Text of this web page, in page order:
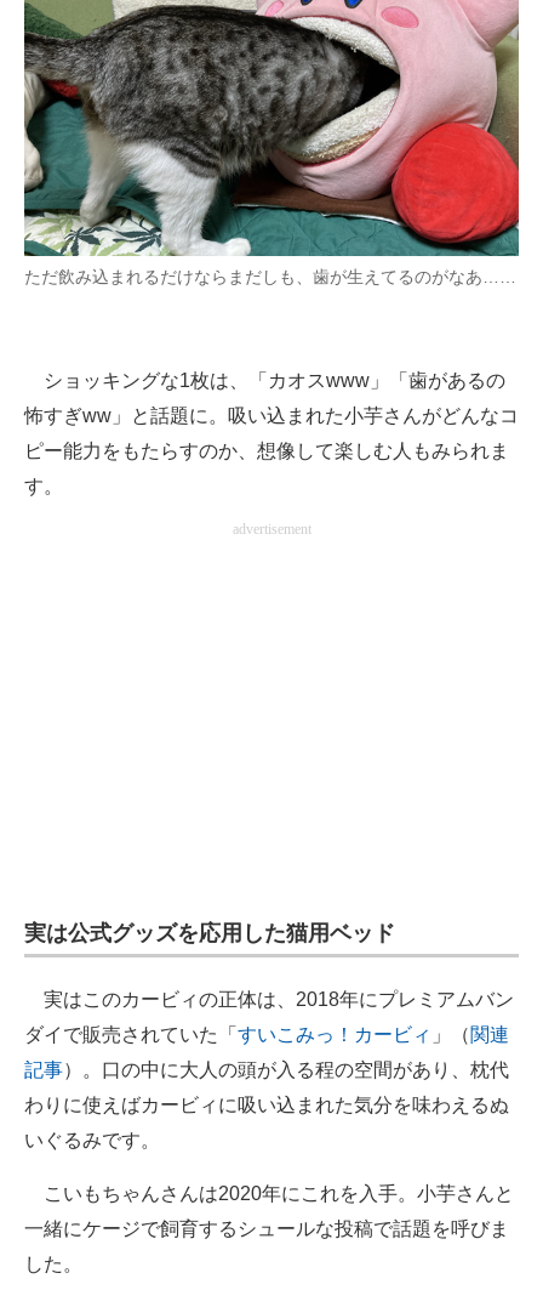
ちょっと気になるネットの話題
ただ飲み込まれるだけならまだしも、歯が生えてるのがなあ……
ショッキングな1枚は、「カオスwww」「歯があるの
怖すぎww」と話題に。吸い込まれた小芋さんがどんなコ
ピー能力をもたらすのか、想像して楽しむ人もみられま
す。
advertisement
実は公式グッズを応用した猫用ベッド
実はこのカービィの正体は、2018年にプレミアムバン
ダイで販売されていた「 すいこみっ！カービィ 」（関連
記事）。口の中に大人の頭が入る程の空間があり、枕代
わりに使えばカービィに吸い込まれた気分を味わえるぬ
いぐるみです。
こいもちゃんさんは2020年にこれを入手。小芋さんと
一緒にケージで飼育するシュールな投稿で話題を呼びま
した。